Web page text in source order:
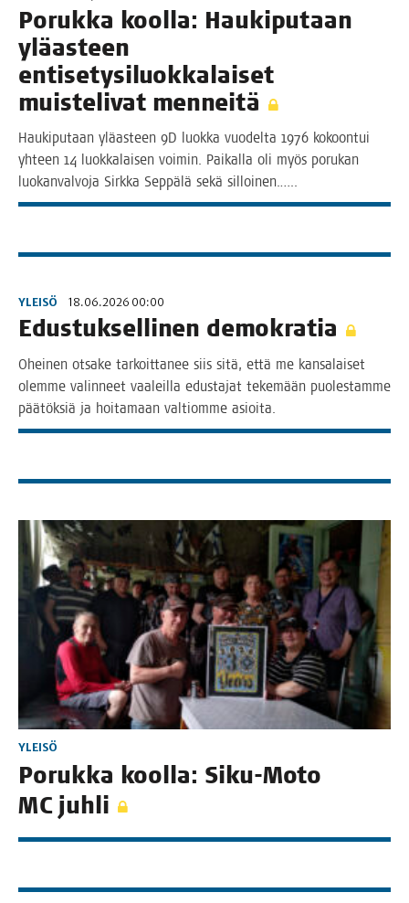
Poruk­ka kool­la: Hau­ki­pu­taan
ylä­as­teen
enti­se­ty­si­luok­ka­lai­set
muis­te­li­vat menneitä
Hau­ki­pu­taan ylä­as­teen 9D luok­ka vuo­del­ta 1976 kokoon­tui
yhteen 14 luok­ka­lai­sen voi­min. Pai­kal­la oli myös poru­kan
luo­kan­val­vo­ja Sirk­ka Sep­pä­lä sekä silloinen.…..
YLEISÖ 18.06.2026 00:00
Edus­tuk­sel­li­nen demokratia
Ohei­nen otsa­ke tar­koit­ta­nee siis sitä, että me kan­sa­lai­set
olem­me valin­neet vaa­leil­la edus­ta­jat teke­mään puo­les­tam­me
pää­tök­siä ja hoi­ta­maan val­tiom­me asioita.
YLEISÖ
Poruk­ka kool­la: Siku-Moto
MC juhli